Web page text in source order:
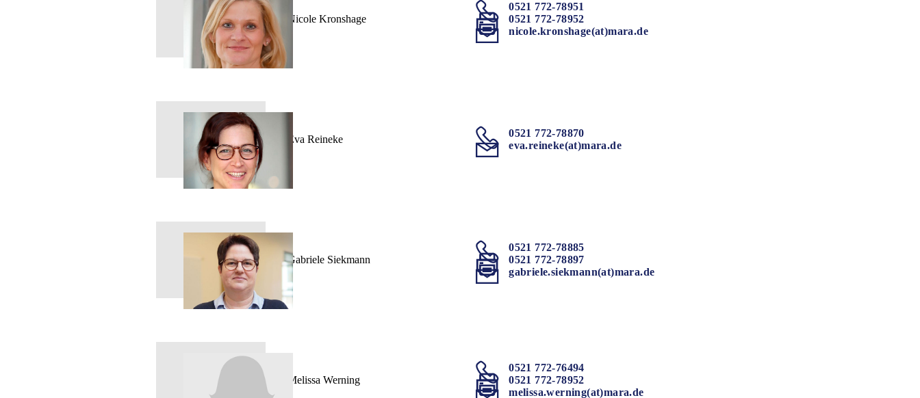
Nicole Kronshage
0521 772-78951
0521 772-78952
nicole.kronshage(at)mara.de
Eva Reineke
0521 772-78870
eva.reineke(at)mara.de
Gabriele Siekmann
0521 772-78885
0521 772-78897
gabriele.siekmann(at)mara.de
Melissa Werning
0521 772-76494
0521 772-78952
melissa.werning(at)mara.de